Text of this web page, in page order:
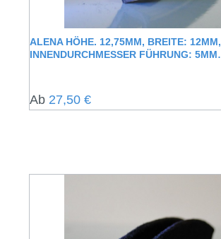
ALENA HÖHE. 12,75MM, BREITE: 12MM,
INNENDURCHMESSER FÜHRUNG: 5MM
Regulärer Preis:
Ab 27,50 €